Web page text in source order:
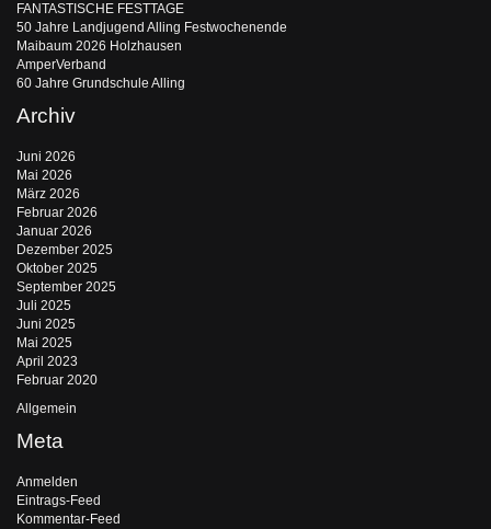
FANTASTISCHE FESTTAGE
50 Jahre Landjugend Alling Festwochenende
Maibaum 2026 Holzhausen
AmperVerband
60 Jahre Grundschule Alling
Archiv
Juni 2026
Mai 2026
März 2026
Februar 2026
Januar 2026
Dezember 2025
Oktober 2025
September 2025
Juli 2025
Juni 2025
Mai 2025
April 2023
Februar 2020
Allgemein
Meta
Anmelden
Eintrags-Feed
Kommentar-Feed